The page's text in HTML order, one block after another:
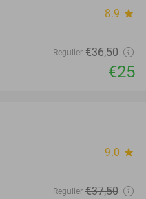
8.9 star
Regulier €36,50
€25
9.0 star
Regulier €37,50